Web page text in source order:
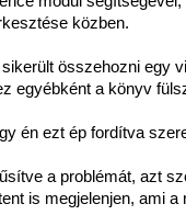
közben.
összehozni egy
egyébként a könyv
én ezt ép fordítva
a problémát, azt
is megjelenjen, ami